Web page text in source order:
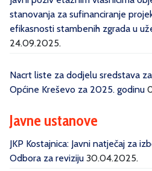
stanovanja za sufinanciranje
efikasnosti stambenih zgrada u
24.09.2025.
Nacrt liste za dodjelu sredstava
Općine Kreševo za 2025. godinu
Javne ustanove
JKP Kostajnica: Javni natječaj za
Odbora za reviziju 30.04.2025.